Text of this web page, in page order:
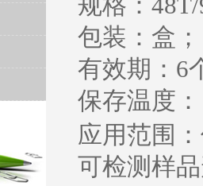
包装：盒；
有效期： 6
保存温度 ：
应用范围
可检测样